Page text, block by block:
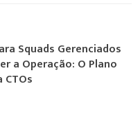
Squads Gerenciados
a Operação: O Plano
CTOs